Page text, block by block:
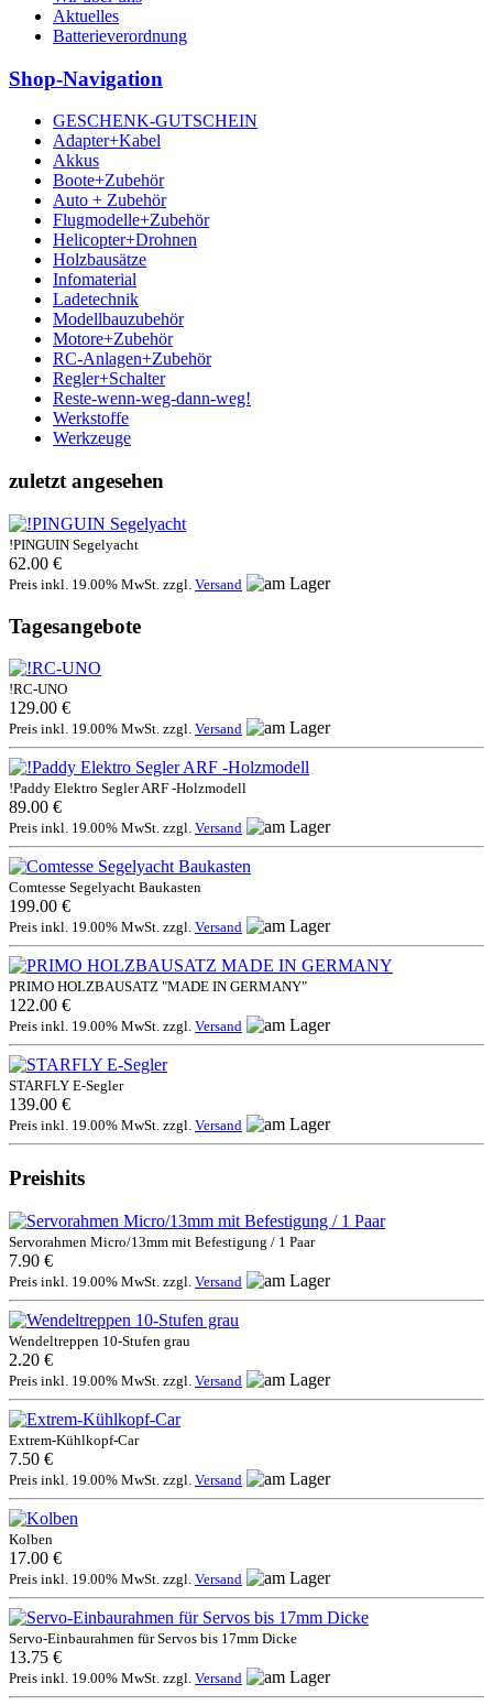
Aktuelles
Batterieverordnung
Shop-Navigation
GESCHENK-GUTSCHEIN
Adapter+Kabel
Akkus
Boote+Zubehör
Auto + Zubehör
Flugmodelle+Zubehör
Helicopter+Drohnen
Holzbausätze
Infomaterial
Ladetechnik
Modellbauzubehör
Motore+Zubehör
RC-Anlagen+Zubehör
Regler+Schalter
Reste-wenn-weg-dann-weg!
Werkstoffe
Werkzeuge
zuletzt angesehen
!PINGUIN Segelyacht
62.00 €
Preis inkl. 19.00% MwSt. zzgl. Versand
Tagesangebote
!RC-UNO
129.00 €
Preis inkl. 19.00% MwSt. zzgl. Versand
!Paddy Elektro Segler ARF -Holzmodell
89.00 €
Preis inkl. 19.00% MwSt. zzgl. Versand
Comtesse Segelyacht Baukasten
199.00 €
Preis inkl. 19.00% MwSt. zzgl. Versand
PRIMO HOLZBAUSATZ "MADE IN GERMANY"
122.00 €
Preis inkl. 19.00% MwSt. zzgl. Versand
STARFLY E-Segler
139.00 €
Preis inkl. 19.00% MwSt. zzgl. Versand
Preishits
Servorahmen Micro/13mm mit Befestigung / 1 Paar
7.90 €
Preis inkl. 19.00% MwSt. zzgl. Versand
Wendeltreppen 10-Stufen grau
2.20 €
Preis inkl. 19.00% MwSt. zzgl. Versand
Extrem-Kühlkopf-Car
7.50 €
Preis inkl. 19.00% MwSt. zzgl. Versand
Kolben
17.00 €
Preis inkl. 19.00% MwSt. zzgl. Versand
Servo-Einbaurahmen für Servos bis 17mm Dicke
13.75 €
Preis inkl. 19.00% MwSt. zzgl. Versand